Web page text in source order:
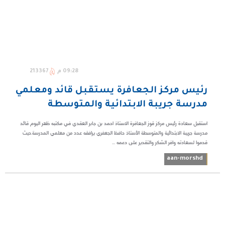
09:28 م 213367
رئيس مركز الجعافرة يستقبل قائد ومعلمي
مدرسة جريبة الابتدائية والمتوسطة
استقبل سعادة رئيس مركز قوز الجعافرة الاستاذ احمد بن جابر العقدي في مكتبه ظهر اليوم قائد
مدرسة جريبة الابتدائية والمتوسطة الأستاذ حافظ الجعفري يرافقه عدد من معلمي المدرسة.حيث
قدموا لسعادته وافر الشكر والتقدير على دعمه ...
aan-morshd